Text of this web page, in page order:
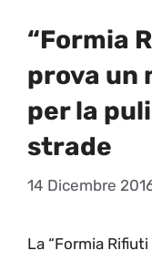
“Formia
prova un
per la
strade
14 Dicembre
La “Formia